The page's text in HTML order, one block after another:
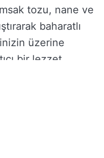
tozu, nane ve
baharatlı
üzerine
bir lezzet